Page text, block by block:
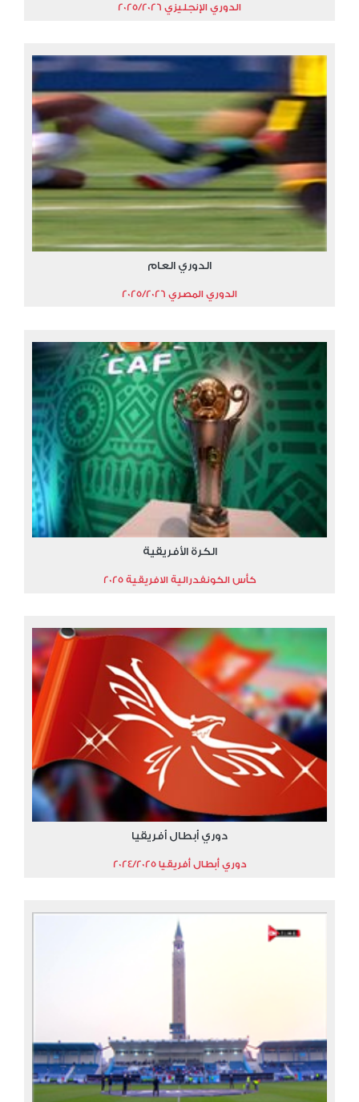
الدوري الإنجليزي 2025/2026
الدوري العام
الدوري المصري 2025/2026
الكرة الأفريقية
كأس الكونفدرالية الافريقية 2025
دوري أبطال أفريقيا
دوري أبطال أفريقيا 2024/2025